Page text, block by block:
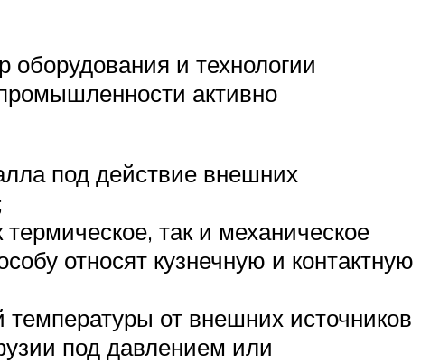
и технологии
активно
под действие внешних
так и механическое
относят кузнечную и контактную
от внешних источников
под давлением или